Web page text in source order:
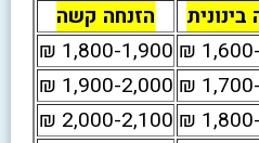
בינונית
הזנחה קשה
1,800-1,900 ₪
1,900-2,000 ₪
2,000-2,100 ₪